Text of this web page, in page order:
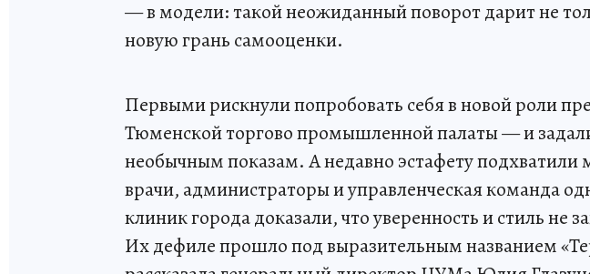
— в модели: такой неожиданный поворот дарит не
новую грань самооценки.
Первыми рискнули попробовать себя в новой роли
Тюменской торгово промышленной палаты — и
необычным показам. А недавно эстафету
врачи, администраторы и управленческая команда
клиник города доказали, что уверенность и стиль не
Их дефиле прошло под выразительным названием